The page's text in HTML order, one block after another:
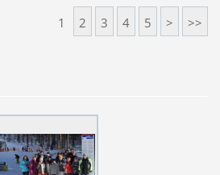
1 2 3 4 5 > >>